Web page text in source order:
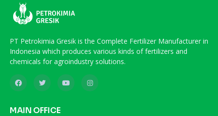
PT Petrokimia Gresik is the Complete Fertilizer Manufacturer in
Indonesia which produces various kinds of fertilizers and
chemicals for agroindustry solutions.
MAIN OFFICE